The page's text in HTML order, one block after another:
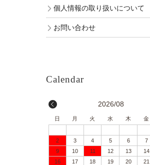
個人情報の取り扱いについて
お問い合わせ
2026/08
日 月 火 水 木 金
2
3 4 5 6 7
9
10 11 12 13 14
16
17 18 19 20 21